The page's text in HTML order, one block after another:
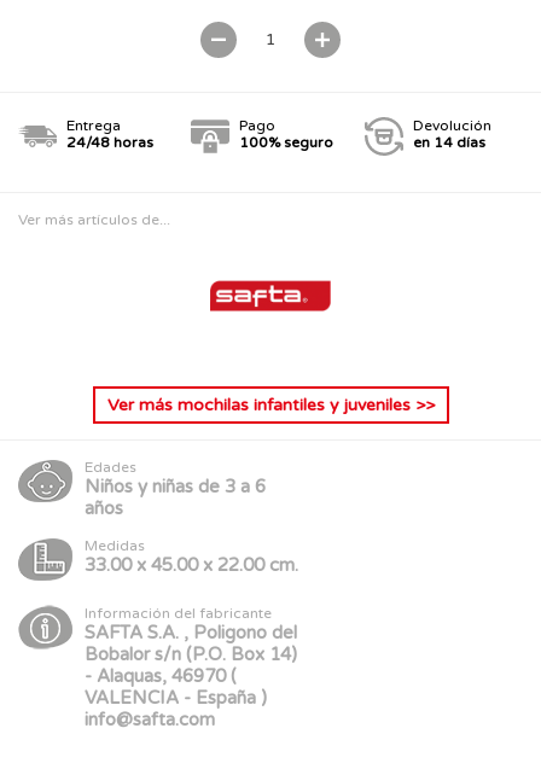
Entrega
24/48 horas
Pago
100% seguro
Devolución
en 14 días
Ver más artículos de...
Ver más mochilas infantiles y juveniles>>
Edades
Niños y niñas de 3 a 6
años
Medidas
33.00 x 45.00 x 22.00 cm.
Información del fabricante
SAFTA S.A. , Poligono del
Bobalor s/n (P.O. Box 14)
- Alaquas, 46970 (
VALENCIA - España )
info@safta.com